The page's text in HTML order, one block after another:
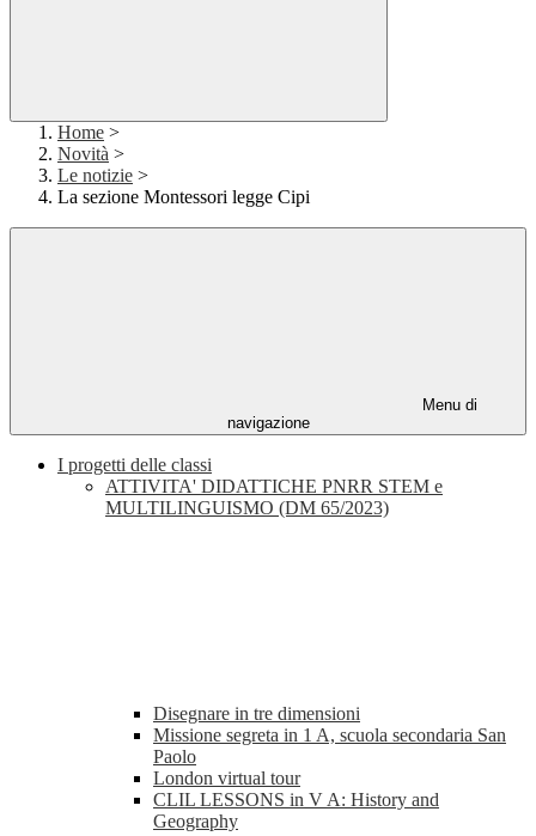
Home >
Novità >
Le notizie >
La sezione Montessori legge Cipi
Menu di
navigazione
I progetti delle classi
ATTIVITA' DIDATTICHE PNRR STEM e
MULTILINGUISMO (DM 65/2023)
Disegnare in tre dimensioni
Missione segreta in 1 A, scuola secondaria San
Paolo
London virtual tour
CLIL LESSONS in V A: History and
Geography